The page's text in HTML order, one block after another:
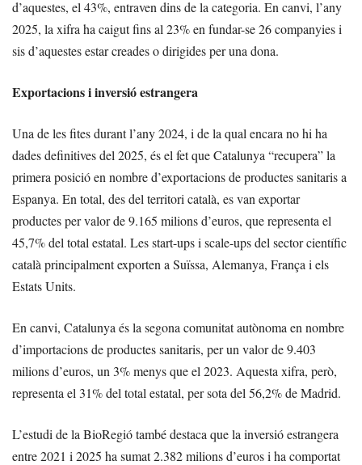
d’aquestes, el 43%, entraven dins de la categoria. En canvi, l’any
2025, la xifra ha caigut fins al 23% en fundar-se 26 companyies i
sis d’aquestes estar creades o dirigides per una dona.
Exportacions i inversió estrangera
Una de les fites durant l’any 2024, i de la qual encara no hi ha
dades definitives del 2025, és el fet que Catalunya “recupera” la
primera posició en nombre d’exportacions de productes sanitaris a
Espanya. En total, des del territori català, es van exportar
productes per valor de 9.165 milions d’euros, que representa el
45,7% del total estatal. Les start-ups i scale-ups del sector científic
català principalment exporten a Suïssa, Alemanya, França i els
Estats Units.
En canvi, Catalunya és la segona comunitat autònoma en nombre
d’importacions de productes sanitaris, per un valor de 9.403
milions d’euros, un 3% menys que el 2023. Aquesta xifra, però,
representa el 31% del total estatal, per sota del 56,2% de Madrid.
L’estudi de la BioRegió també destaca que la inversió estrangera
entre 2021 i 2025 ha sumat 2.382 milions d’euros i ha comportat